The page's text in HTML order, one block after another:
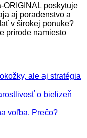
ORIGINAL poskytuje
aj poradenstvo a
v širokej ponuke?
prírode namiesto
ale aj stratégia
o bielizeň
voľba. Prečo?Žiadne